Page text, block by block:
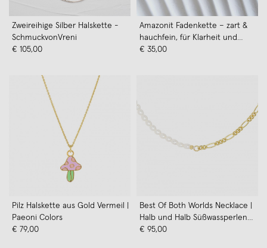
Zweireihige Silber Halskette -
SchmuckvonVreni
€ 105,00
Amazonit Fadenkette – zart &
hauchfein, für Klarheit und
Stärke, handgemacht - KIZZU
€ 35,00
Pilz Halskette aus Gold Vermeil |
Paeoni Colors
€ 79,00
Best Of Both Worlds Necklace |
Halb und Halb Süßwassperlen
Halskette mit Gold Vermeil |
€ 95,00